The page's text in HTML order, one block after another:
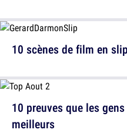
10 preuves que les
meilleurs
10 scènes de film en slip